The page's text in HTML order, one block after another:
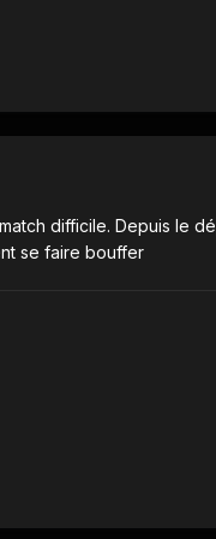
difficile. Depuis le
se faire bouffer